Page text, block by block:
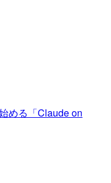
める「Claude on